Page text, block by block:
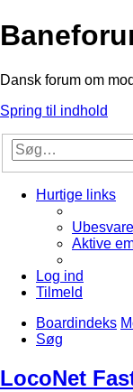
Dansk forum om
Spring til indhold
Hurtige links
Aktive
Log ind
Tilmeld
Boardindeks
Søg
LocoNet